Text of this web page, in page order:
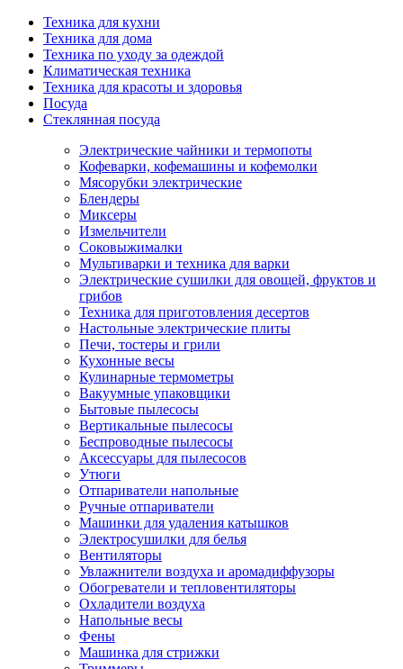
Техника для кухни
Техника для дома
Техника по уходу за одеждой
Климатическая техника
Техника для красоты и здоровья
Посуда
Стеклянная посуда
Электрические чайники и термопоты
Кофеварки, кофемашины и кофемолки
Мясорубки электрические
Блендеры
Миксеры
Измельчители
Соковыжималки
Мультиварки и техника для варки
Электрические сушилки для овощей, фруктов и
грибов
Техника для приготовления десертов
Настольные электрические плиты
Печи, тостеры и грили
Кухонные весы
Кулинарные термометры
Вакуумные упаковщики
Бытовые пылесосы
Вертикальные пылесосы
Беспроводные пылесосы
Аксессуары для пылесосов
Утюги
Отпариватели напольные
Ручные отпариватели
Машинки для удаления катышков
Электросушилки для белья
Вентиляторы
Увлажнители воздуха и аромадиффузоры
Обогреватели и тепловентиляторы
Охладители воздуха
Напольные весы
Фены
Машинка для стрижки